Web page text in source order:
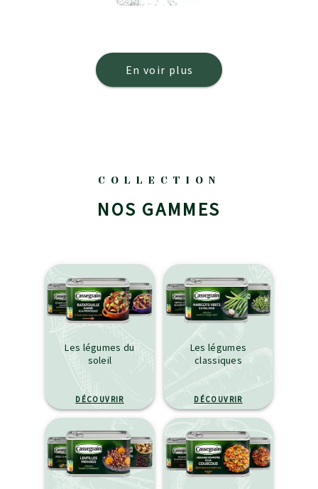
En voir plus
COLLECTION
NOS GAMMES
Les légumes du
soleil
DÉCOUVRIR
Les légumes
classiques
DÉCOUVRIR